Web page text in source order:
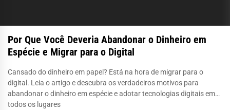
Por Que Você Deveria Abandonar o Dinheiro em
Espécie e Migrar para o Digital
Cansado do dinheiro em papel? Está na hora de migrar para o
digital. Leia o artigo e descubra os verdadeiros motivos para
abandonar o dinheiro em espécie e adotar tecnologias digitais em
todos os lugares